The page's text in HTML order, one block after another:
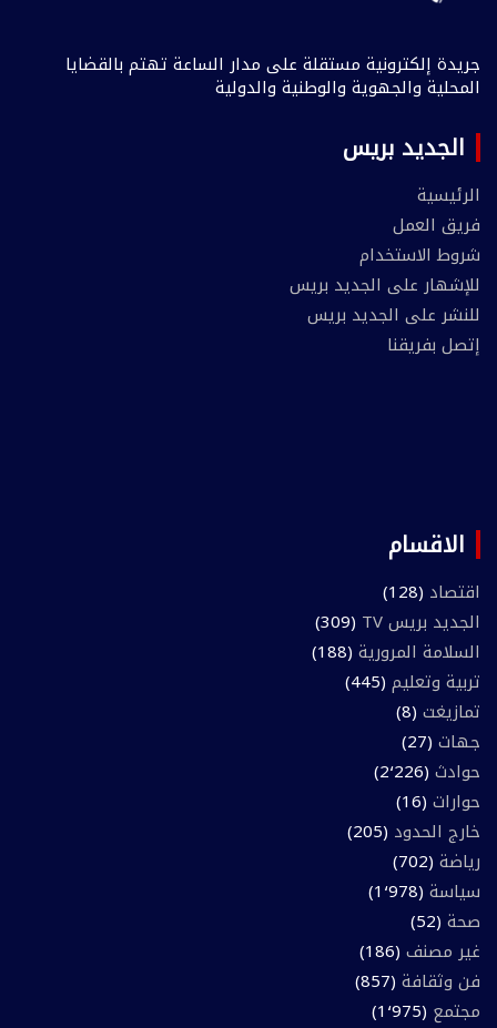
جريدة إلكترونية مستقلة على مدار الساعة تهتم بالقضايا
المحلية والجهوية والوطنية والدولية
الجديد بريس
الرئيسية
فريق العمل
شروط الاستخدام
للإشهار على الجديد بريس
للنشر على الجديد بريس
إتصل بفريقنا
الاقسام
اقتصاد (128)
الجديد بريس TV
(309)
السلامة المرورية (188)
تربية وتعليم (445)
تمازيغت (8)
جهات (27)
حوادث (2٬226)
حوارات (16)
خارج الحدود (205)
رياضة (702)
سياسة (1٬978)
صحة (52)
غير مصنف (186)
فن وثقافة (857)
مجتمع (1٬975)